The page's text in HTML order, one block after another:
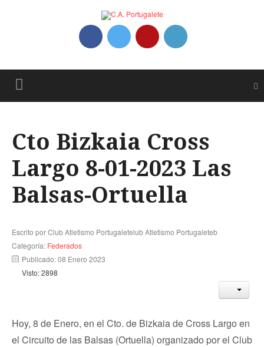
Cto Bizkaia Cross
Largo 8-01-2023 Las
Balsas-Ortuella
Escrito porClub Atletismo Portugaletelub Atletismo Portugaleteb
Categoría: Federados
Publicado: 08 Enero 2023
Visto: 2898
Hoy, 8 de Enero, en el Cto. de Bizkaia de Cross Largo en
el Circuito de las Balsas (Ortuella) organizado por el Club